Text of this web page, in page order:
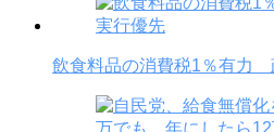
飲食料品の消費税1％有力